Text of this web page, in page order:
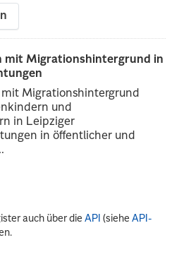
mit Migrationshintergrund in
Migrationshintergrund
und
in Leipziger
in öffentlicher und
auch über dieAPI (sieheAPI-